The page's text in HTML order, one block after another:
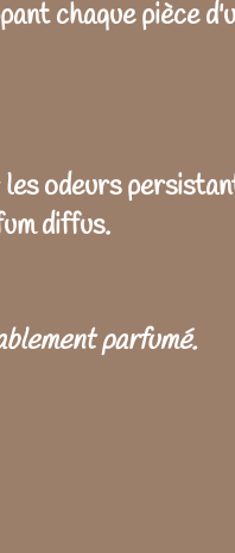
chaque pièce
odeurs
diffus.
parfumé.